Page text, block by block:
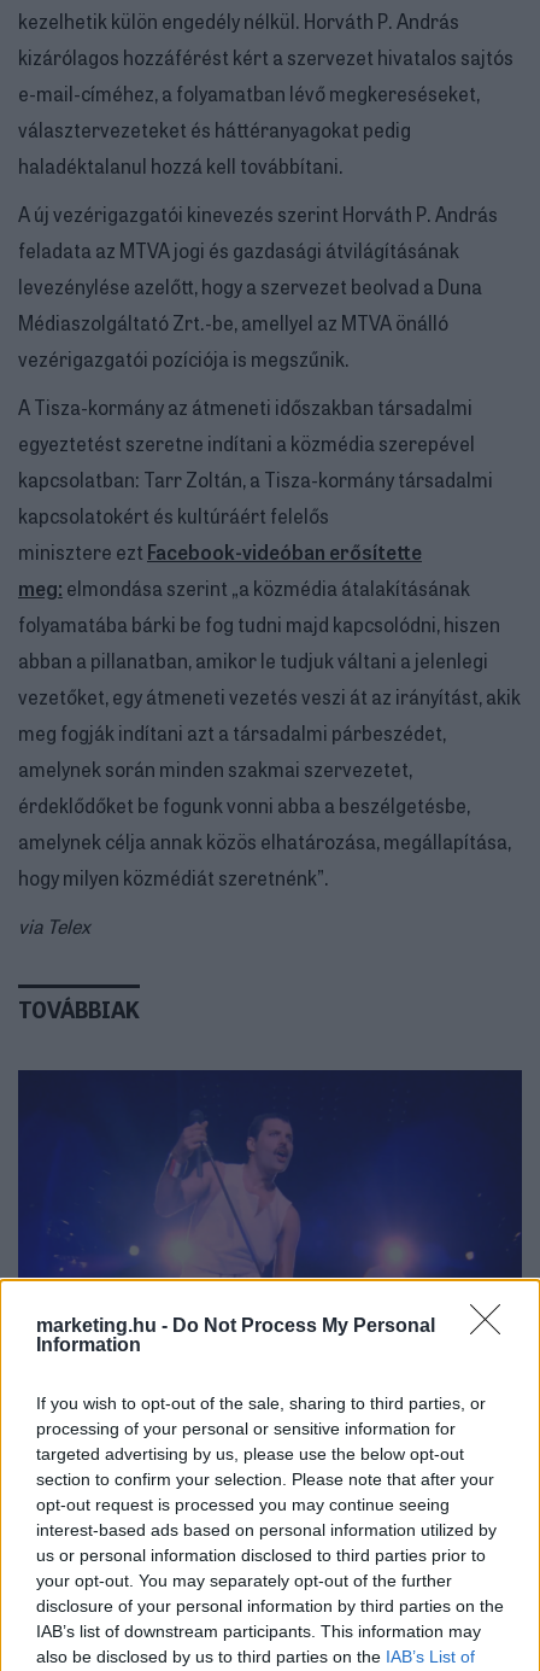
marketing.hu - Do Not Process My Personal
Information
If you wish to opt-out of the sale, sharing to third parties, or
processing of your personal or sensitive information for
targeted advertising by us, please use the below opt-out
section to confirm your selection. Please note that after your
opt-out request is processed you may continue seeing
interest-based ads based on personal information utilized by
us or personal information disclosed to third parties prior to
your opt-out. You may separately opt-out of the further
disclosure of your personal information by third parties on the
IAB’s list of downstream participants. This information may
also be disclosed by us to third parties on the IAB’s List of
kezelhetik külön engedély nélkül. Horváth P. András
kizárólagos hozzáférést kért a szervezet hivatalos sajtós
e-mail-címéhez, a folyamatban lévő megkereséseket,
választervezeteket és háttéranyagokat pedig
haladéktalanul hozzá kell továbbítani.
A új vezérigazgatói kinevezés szerint Horváth P. András
feladata az MTVA jogi és gazdasági átvilágításának
levezénylése azelőtt, hogy a szervezet beolvad a Duna
Médiaszolgáltató Zrt.-be, amellyel az MTVA önálló
vezérigazgatói pozíciója is megszűnik.
A Tisza-kormány az átmeneti időszakban társadalmi
egyeztetést szeretne indítani a közmédia szerepével
kapcsolatban: Tarr Zoltán, a Tisza-kormány társadalmi
kapcsolatokért és kultúráért felelős
minisztere ezt Facebook-videóban erősítette
meg: elmondása szerint „a közmédia átalakításának
folyamatába bárki be fog tudni majd kapcsolódni, hiszen
abban a pillanatban, amikor le tudjuk váltani a jelenlegi
vezetőket, egy átmeneti vezetés veszi át az irányítást, akik
meg fogják indítani azt a társadalmi párbeszédet,
amelynek során minden szakmai szervezetet,
érdeklődőket be fogunk vonni abba a beszélgetésbe,
amelynek célja annak közös elhatározása, megállapítása,
hogy milyen közmédiát szeretnénk”.
via Telex
TOVÁBBIAK
Queen budapesti koncertfilm: világszerte vetítik
majd a Peter Jacksonék által felújított változatot
A Budapesti Klasszikus Film Maratonon (BKFM) mutatják be a
világon először a Queen együttes 1986-os budapesti koncertjéről
készült film 4K-s, felújított változatát, amin nem akárki csapata
dolgozott.
MÉDIA | 2026. JÚLIUS 27.